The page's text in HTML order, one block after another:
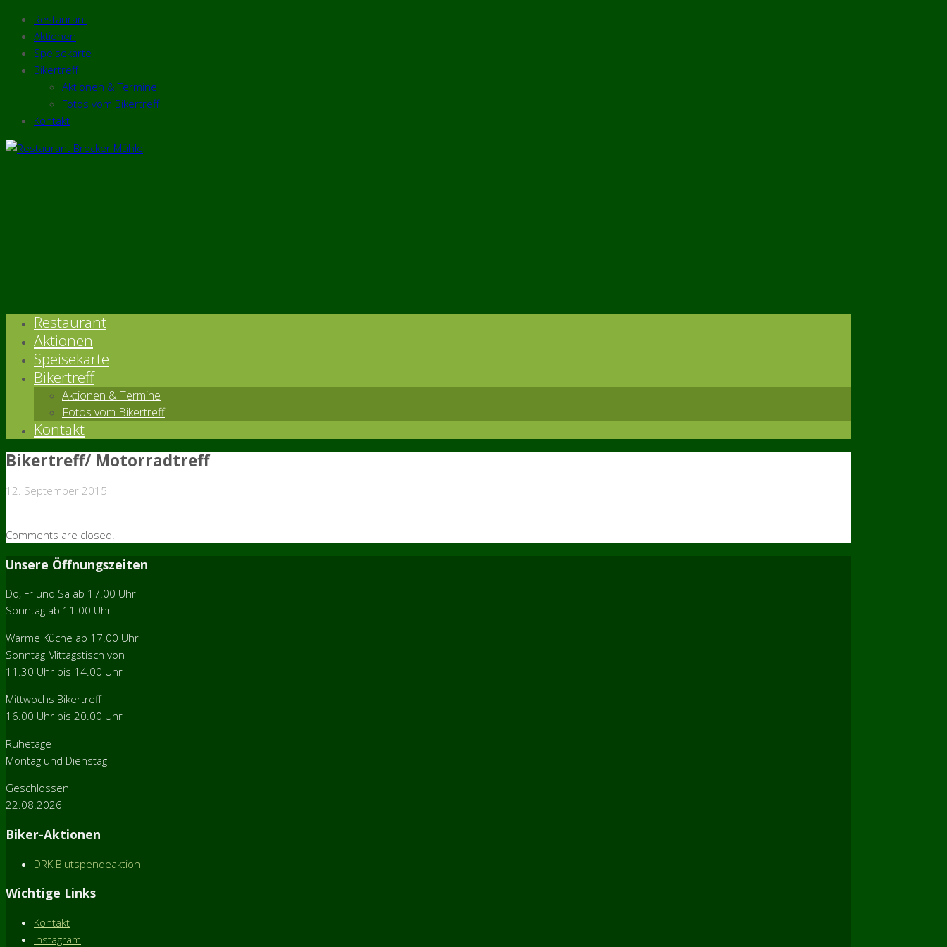
Restaurant
Aktionen
Speisekarte
Bikertreff
Aktionen & Termine
Fotos vom Bikertreff
Kontakt
Restaurant
Aktionen
Speisekarte
Bikertreff
Aktionen & Termine
Fotos vom Bikertreff
Kontakt
Bikertreff/ Motorradtreff
12. September 2015
Comments are closed.
Unsere Öffnungszeiten
Do, Fr und Sa ab 17.00 Uhr
Sonntag ab 11.00 Uhr
Warme Küche ab 17.00 Uhr
Sonntag Mittagstisch von
11.30 Uhr bis 14.00 Uhr
Mittwochs Bikertreff
16.00 Uhr bis 20.00 Uhr
Ruhetage
Montag und Dienstag
Geschlossen
22.08.2026
Biker-Aktionen
DRK Blutspendeaktion
Wichtige Links
Kontakt
Instagram